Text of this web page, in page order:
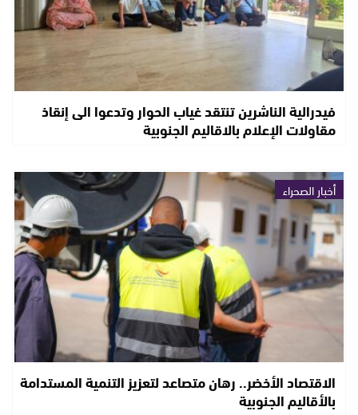
فيدرالية الناشرين تنتقد غياب الحوار وتدعوا الى إنقاذ
مقاولات الإعلام بالاقاليم الجنوبية
أخبار الصحراء
الاقتصاد الأخضر.. رهان متصاعد لتعزيز التنمية المستدامة
بالأقاليم الجنوبية